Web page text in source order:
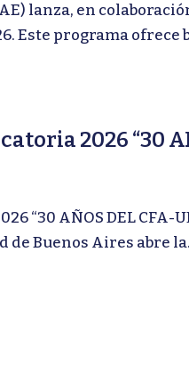
lanza, en
Este programa ofrece
2026 “30
“30 AÑOS DEL CFA-
de Buenos Aires abre